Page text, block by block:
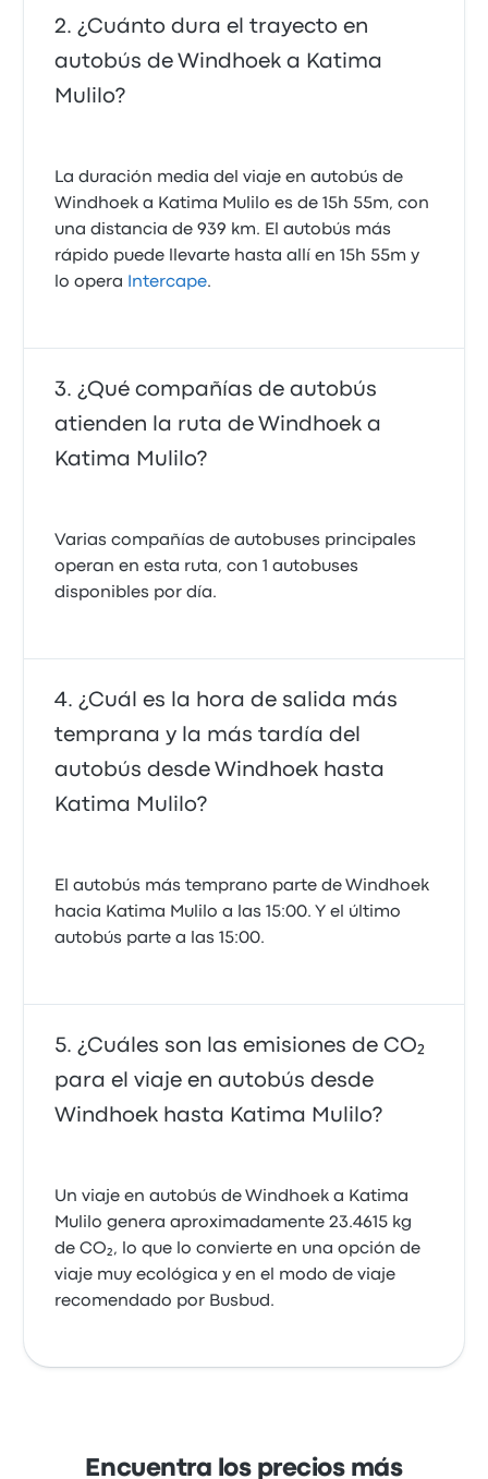
¿Cuánto dura el trayecto en
autobús de Windhoek a Katima
Mulilo?
La duración media del viaje en autobús de
Windhoek a Katima Mulilo es de 15h 55m, con
una distancia de 939 km. El autobús más
rápido puede llevarte hasta allí en 15h 55m y
lo opera
Intercape.
¿Qué compañías de autobús
atienden la ruta de Windhoek a
Katima Mulilo?
Varias compañías de autobuses principales
operan en esta ruta, con 1 autobuses
disponibles por día.
¿Cuál es la hora de salida más
temprana y la más tardía del
autobús desde Windhoek hasta
Katima Mulilo?
El autobús más temprano parte de Windhoek
hacia Katima Mulilo a las 15:00. Y el último
autobús parte a las 15:00.
¿Cuáles son las emisiones de CO₂
para el viaje en autobús desde
Windhoek hasta Katima Mulilo?
Un viaje en autobús de Windhoek a Katima
Mulilo genera aproximadamente 23.4615 kg
de CO₂, lo que lo convierte en una opción de
viaje muy ecológica y en el modo de viaje
recomendado por Busbud.
Encuentra los precios más